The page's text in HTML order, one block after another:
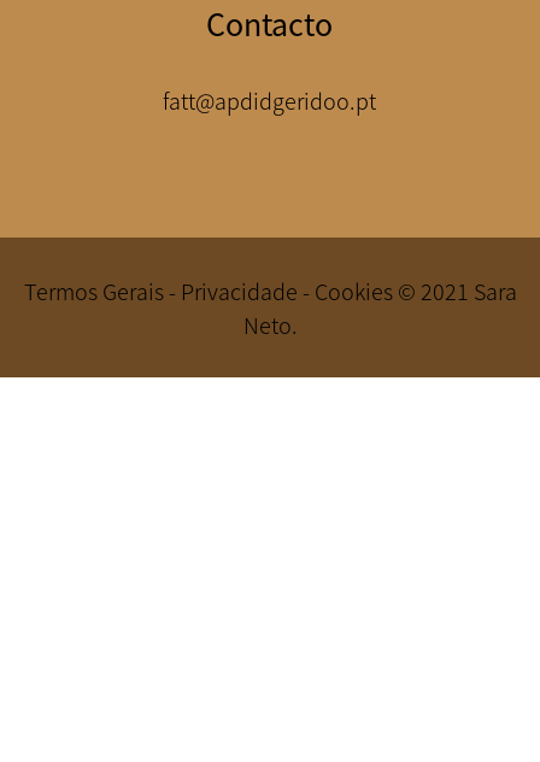
Contacto
fatt@apdidgeridoo.pt
Termos Gerais - Privacidade - Cookies © 2021 Sara
Neto.